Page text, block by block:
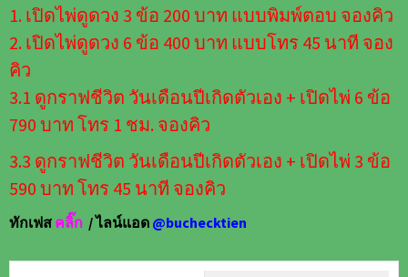
1. เปิดไพ่ดูดวง 3 ข้อ 200 บาท แบบพิมพ์ตอบ จองคิว
2. เปิดไพ่ดูดวง 6 ข้อ 400 บาท แบบโทร 45 นาที จอง
คิว
3.1 ดูกราฟชีวิต วันเดือนปีเกิดตัวเอง + เปิดไพ่ 6 ข้อ
790 บาท โทร 1 ชม. จองคิว
3.3 ดูกราฟชีวิต วันเดือนปีเกิดตัวเอง + เปิดไพ่ 3 ข้อ
590 บาท โทร 45 นาที จองคิว
ทักเฟส คลิ๊ก / ไลน์แอด @buchecktien